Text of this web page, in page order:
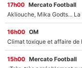
17h00 Mercato Football
16h00 OM
15h00 Mercato Football